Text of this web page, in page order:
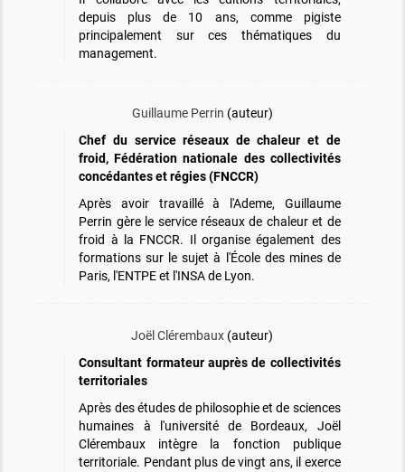
depuis plus de 10 ans, comme pigiste
principalement sur ces thématiques du
management.
Guillaume Perrin (auteur)
Chef du service réseaux de chaleur et de
froid, Fédération nationale des collectivités
concédantes et régies (FNCCR)
Après avoir travaillé à l'Ademe, Guillaume
Perrin gère le service réseaux de chaleur et de
froid à la FNCCR. Il organise également des
formations sur le sujet à l'École des mines de
Paris, l'ENTPE et l'INSA de Lyon.
Joël Clérembaux (auteur)
Consultant formateur auprès de collectivités
territoriales
Après des études de philosophie et de sciences
humaines à l'université de Bordeaux, Joël
Clérembaux intègre la fonction publique
territoriale. Pendant plus de vingt ans, il exerce